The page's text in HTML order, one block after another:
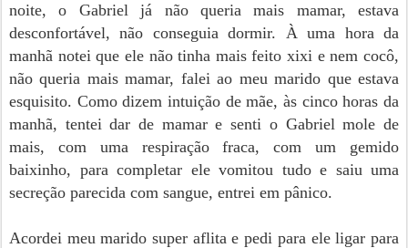
noite, o Gabriel já não queria mais mamar, estava
desconfortável, não conseguia dormir. À uma hora da
manhã notei que ele não tinha mais feito xixi e nem cocô,
não queria mais mamar, falei ao meu marido que estava
esquisito. Como dizem intuição de mãe, às cinco horas da
manhã, tentei dar de mamar e senti o Gabriel mole de
mais, com uma respiração fraca, com um gemido
baixinho, para completar ele vomitou tudo e saiu uma
secreção parecida com sangue, entrei em pânico.
Acordei meu marido super aflita e pedi para ele ligar para